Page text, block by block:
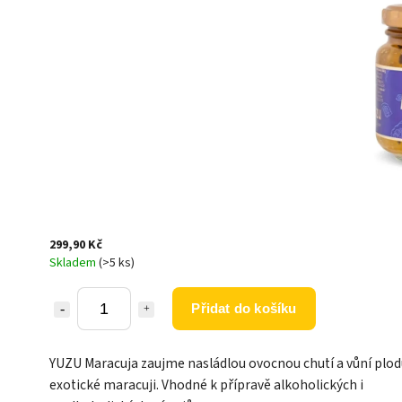
299,90 Kč
Skladem (>5 ks)
Přidat do košíku
YUZU Maracuja zaujme nasládlou ovocnou chutí a vůní
exotické maracuji. Vhodné k přípravě alkoholických i